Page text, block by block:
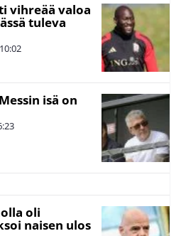
vihreää valoa
tuleva
10:02
isä on
oli
naisen ulos